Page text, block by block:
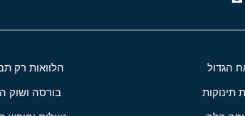
הגדול הלוואות רק
תינוקות בורסה ושוק